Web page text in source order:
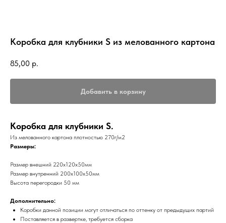
Коробка для клубники S из мелованного картона
85,00 р.
Добавить в корзину
Коробка для клубники S.
Из мелованного картона плотностью 270г/м2
Размеры:
Размер внешний 220х120х50мм
Размер внутренний 200х100х50мм
Высота перегородки 50 мм
Дополнительно:
Коробки данной позиции могут отличаться по оттенку от предыдущих партий
Поставляется в развертке, требуется сборка